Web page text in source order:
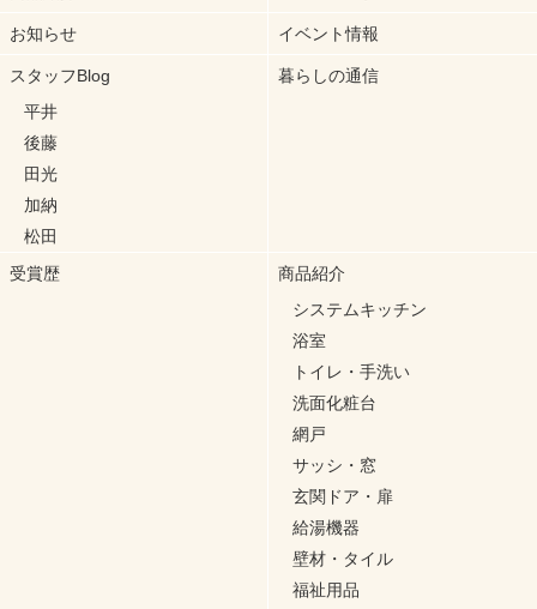
お知らせ イベント情報
スタッフBlog
平井
後藤
田光
加納
松田
暮らしの通信
受賞歴
商品紹介
システムキッチン
浴室
トイレ・手洗い
洗面化粧台
網戸
サッシ・窓
玄関ドア・扉
給湯機器
壁材・タイル
福祉用品